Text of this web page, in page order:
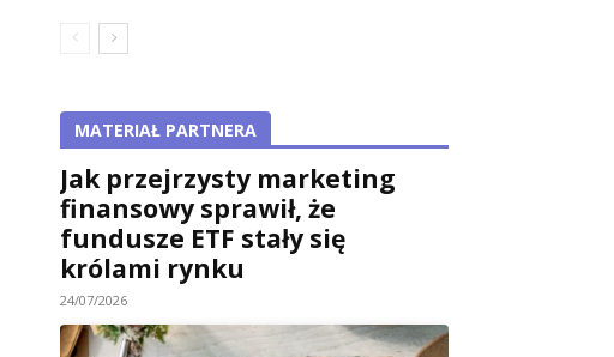
MATERIAŁ PARTNERA
Jak przejrzysty marketing
finansowy sprawił, że
fundusze ETF stały się
królami rynku
24/07/2026